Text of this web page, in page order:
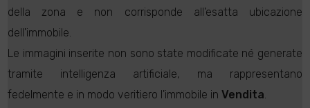
della zona e non corrisponde all'esatta ubicazione
dell'immobile.
Le immagini inserite non sono state modificate né generate
tramite intelligenza artificiale, ma rappresentano
fedelmente e in modo veritiero l'immobile inVendita.